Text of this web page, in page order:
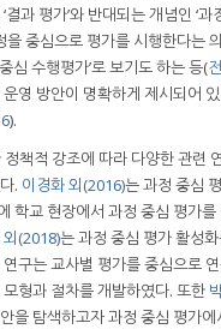
과 평가’와 반대되는 개념인 ‘과
을 중심으로 평가를 시행한다는
심 수행평가’로 보기도 하는 등(
영 방안이 명확하게 제시되어
).
책적 강조에 따라 다양한 관련
. 이경화 외(2016)는 과정 중심
학교 현장에서 과정 중심 평가
외(2018)는 과정 중심 평가 활성
구는 교사별 평가를 중심으로
형과 절차를 개발하였다. 또한
을 탐색하고자 과정 중심 평가